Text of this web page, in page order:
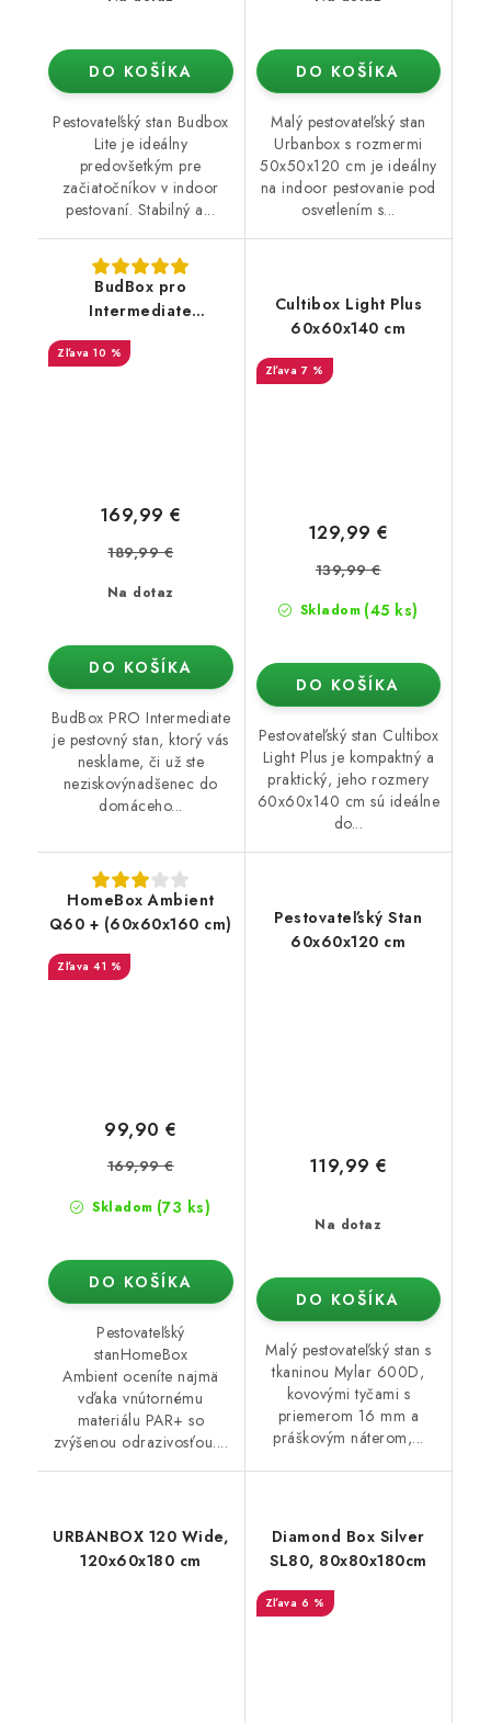
DO KOŠÍKA
Pestovateľský stan Budbox
Lite je ideálny
predovšetkým pre
začiatočníkov v indoor
pestovaní. Stabilný a...
DO KOŠÍKA
Malý pestovateľský stan
Urbanbox s rozmermi
50x50x120 cm je ideálny
na indoor pestovanie pod
osvetlením s...
BudBox pro
Intermediate
rastové stan
10 %
Na dotaz
169,99 €
189,99 €
DO KOŠÍKA
BudBox PRO Intermediate
je pestovný stan, ktorý vás
nesklame, či už ste
neziskovýnadšenec do
domáceho...
Cultibox Light Plus
60x60x140 cm
7 %
Skladom (45 ks)
129,99 €
139,99 €
DO KOŠÍKA
Pestovateľský stan Cultibox
Light Plus je kompaktný a
praktický, jeho rozmery
60x60x140 cm sú ideálne
do...
HomeBox Ambient
Q60 + (60x60x160 cm)
41 %
Skladom (73 ks)
99,90 €
169,99 €
DO KOŠÍKA
Pestovateľský
stanHomeBox
Ambient oceníte najmä
vďaka vnútornému
materiálu PAR+ so
zvýšenou odrazivosťou....
Pestovateľský Stan
60x60x120 cm
Na dotaz
119,99 €
DO KOŠÍKA
Malý pestovateľský stan s
tkaninou Mylar 600D,
kovovými tyčami s
priemerom 16 mm a
práškovým náterom,...
URBANBOX 120 Wide,
120x60x180 cm
Diamond Box Silver
SL80, 80x80x180cm
6 %